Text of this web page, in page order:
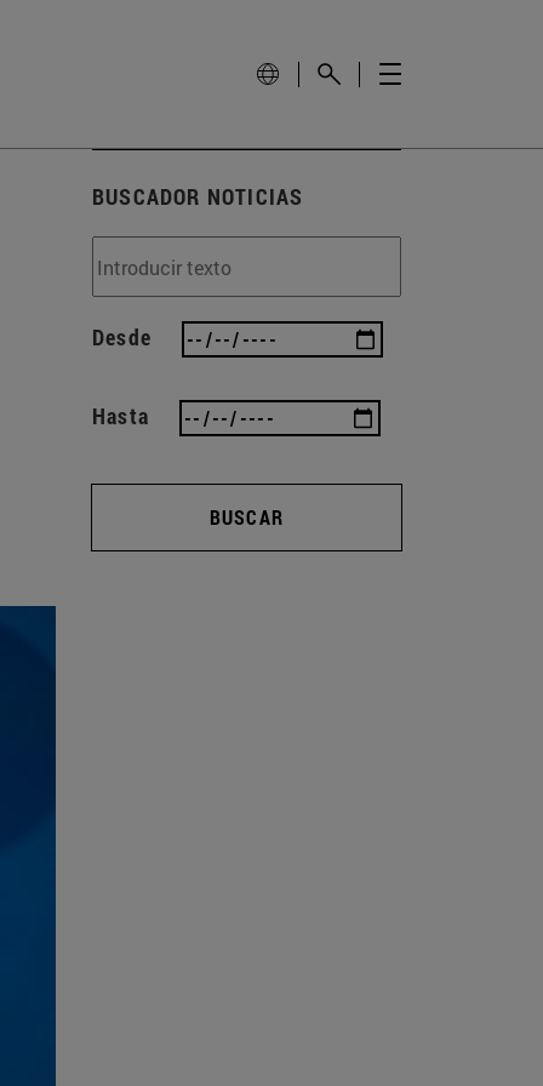
BUSCADOR NOTICIAS
Desde
Hasta
BUSCAR